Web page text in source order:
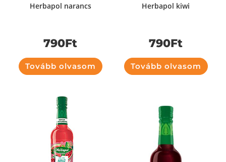
Herbapol narancs
790Ft
Tovább olvasom
Herbapol kiwi
790Ft
Tovább olvasom